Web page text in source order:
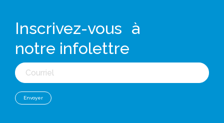
Inscrivez-vous à
notre infolettre
Courriel
Envoyer